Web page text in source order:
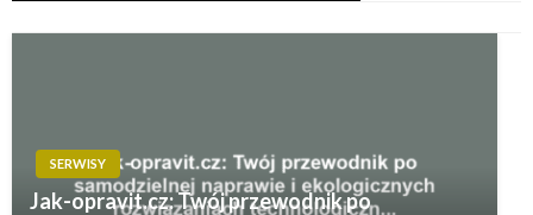
SERWISY
Jak-opravit.cz: Twój przewodnik po